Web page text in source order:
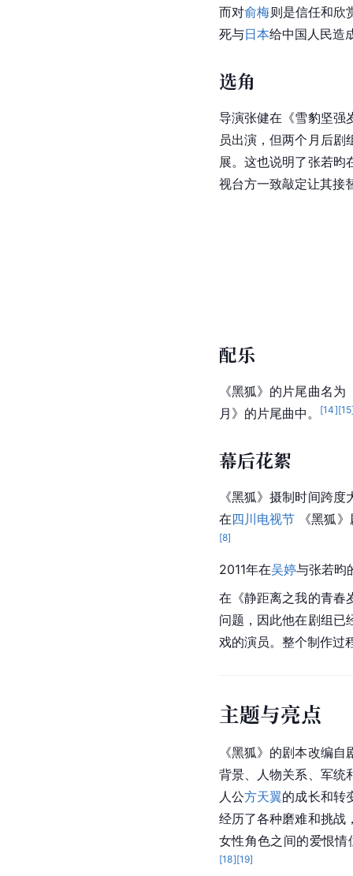
而对俞梅则是信任和欣
死与日本给中国人民造
选角
导演张健在《雪豹坚强
员出演，但两个月后剧
展。这也说明了张若昀
视台方一致敲定让其接
配乐
《黑狐》的片尾曲名为
月》的片尾曲中。
[14][15
幕后花絮
《黑狐》摄制时间跨度
在四川电视节 《黑狐
[8]
2011年在吴婷与张若昀
在《静距离之我的青春
问题，因此他在剧组已
戏的演员。整个制作过
主题与亮点
《黑狐》的剧本改编自
背景、人物关系、军统
人公方天翼的成长和转
经历了各种磨难和挑战
女性角色之间的爱恨情
[18][19]